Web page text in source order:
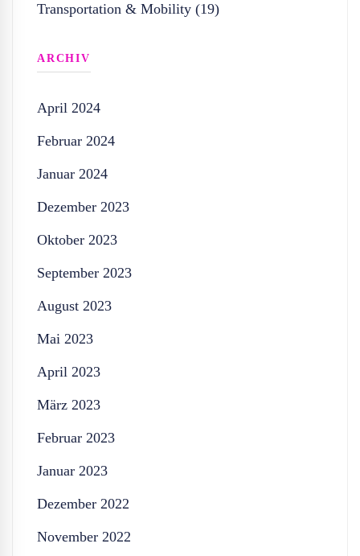
Transportation & Mobility (19)
ARCHIV
April 2024
Februar 2024
Januar 2024
Dezember 2023
Oktober 2023
September 2023
August 2023
Mai 2023
April 2023
März 2023
Februar 2023
Januar 2023
Dezember 2022
November 2022